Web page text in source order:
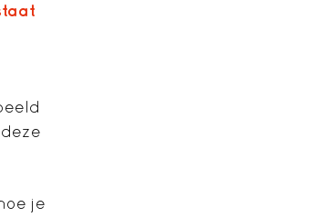
je